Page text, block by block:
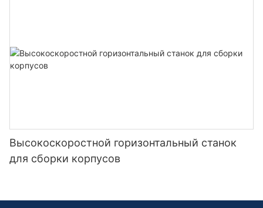
Высокоскоростной горизонтальный станок
для сборки корпусов